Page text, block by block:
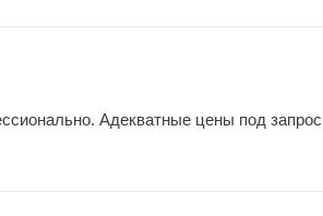
Адекватные цены под